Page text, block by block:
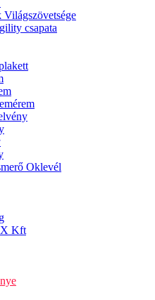
csapata
Oklevél
Kft